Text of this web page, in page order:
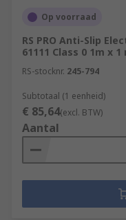
Op voorraad
RS PRO Anti-Slip
61111 Class 0 1m x
RS-stocknr. 245-794
Subtotaal (1 eenheid)
€ 85,64(excl. BTW)
Aantal